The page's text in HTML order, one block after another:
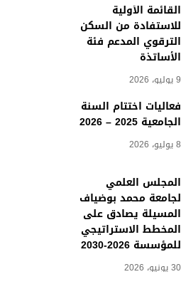
القائمة الأولية
للاستفادة من السكن
الترقوي المدعم فئة
الأساتذة
9 يوليو، 2026
فعاليات اختتام السنة
الجامعية 2025 – 2026
8 يوليو، 2026
المجلس العلمي
لجامعة محمد بوضياف
المسيلة يصادق على
المخطط الاستراتيجي
للمؤسسة 2026-2030
30 يونيو، 2026